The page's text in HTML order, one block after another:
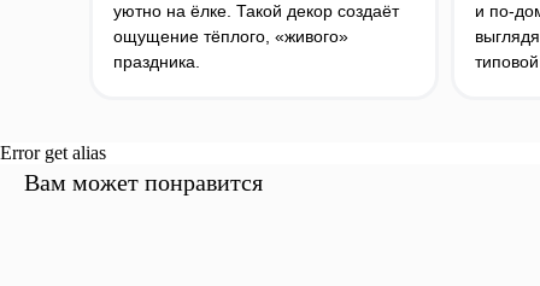
и
уютно на ёлке. Такой декор создаёт
ощущение тёплого, «живого»
праздника.
Error get alias
Вам может понравится
TELEGRAM ВКОНТАКТЕ
Подписаться на рассылку! Будте